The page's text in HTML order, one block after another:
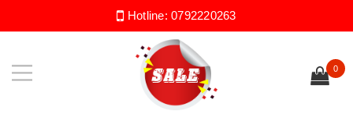
Hotline:0792220263
0